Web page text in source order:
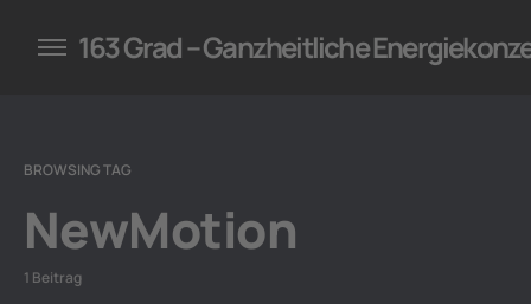
für Unternehmen
163 Grad – Ganzheitliche
BROWSING TAG
NewMotion
1 Beitrag